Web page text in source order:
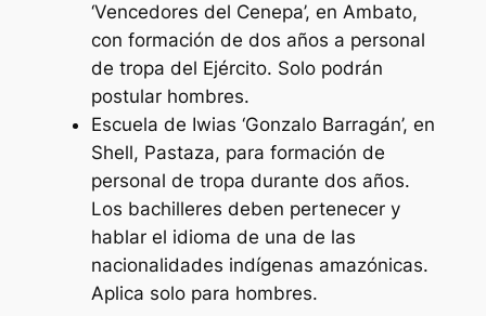
‘Vencedores del Cenepa’, en Ambato,
con formación de dos años a personal
de tropa del Ejército. Solo podrán
postular hombres.
Escuela de Iwias ‘Gonzalo Barragán’, en
Shell, Pastaza, para formación de
personal de tropa durante dos años.
Los bachilleres deben pertenecer y
hablar el idioma de una de las
nacionalidades indígenas amazónicas.
Aplica solo para hombres.